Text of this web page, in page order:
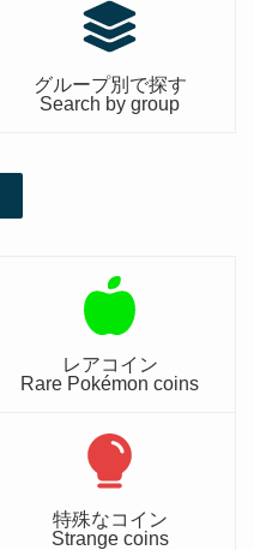
グループ別で探す
Search by group
レアコイン
Rare Pokémon coins
特殊なコイン
Strange coins